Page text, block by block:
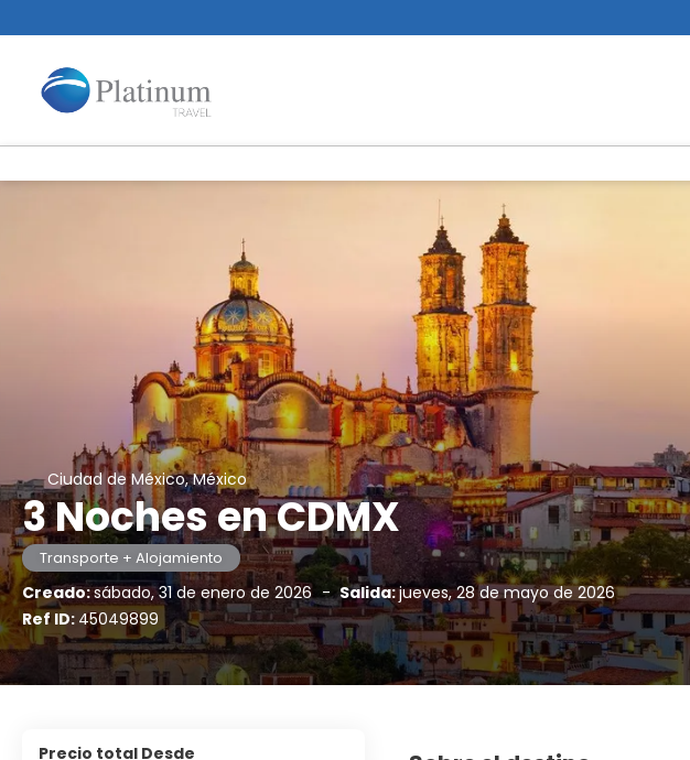
Ciudad de México, México
3 Noches en CDMX
Transporte + Alojamiento
Creado:sábado, 31 de enero de 2026 - Salida:jueves, 28 de mayo de 2026
Ref ID: 45049899
Precio total Desde